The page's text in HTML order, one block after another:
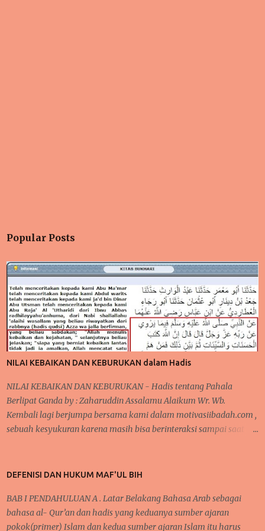
Popular Posts
NILAI KEBAIKAN DAN KEBURUKAN dalam Hadis
NILAI KEBAIKAN DAN KEBURUKAN - Hadis tentang Pahala
Berlipat Ganda by : Zaharuddin Assalamu Alaikum Wr. Wb.
Kembali lagi berjumpa bersama kami dalam motivasiibadah.com ,
sebuah kesyukuran karena masih bisa berinteraksi sampai saat
kebaikan dan menjauhkan kita dari jalan keburukan. Pada
konsistensi dalam beribadah, baik dari segi mengontrol mindset
dan niat dalam beribadah, begitupula karena faktor kebiasaan
yang bisa membantu seseorang agar tetap semangat dalam
DEFENISI DAN HUKUM MAF'UL BIH
BAB I PENDAHULUAN A . Latar Belakang Bahasa Arab sebagai
bahasa al- Qur’an dan hadis yang keduanya sumber ajaran
pokok(primer) Islam dan kedua sumber ajaran Islam itu harus